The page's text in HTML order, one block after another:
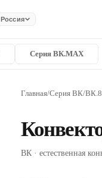
Россия
Серия ВК.MAX
Главная/Серия ВК/
ВК · естественная